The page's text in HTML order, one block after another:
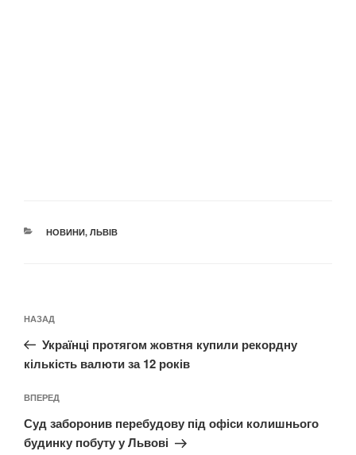
КАТЕГОРІЇ
НОВИНИ, ЛЬВІВ
записів
Попередній
запис:
НАЗАД
Українці протягом жовтня купили рекордну
кількість валюти за 12 років
Наступний
запис
ВПЕРЕД
Суд заборонив перебудову під офіси колишнього
будинку побуту у Львові